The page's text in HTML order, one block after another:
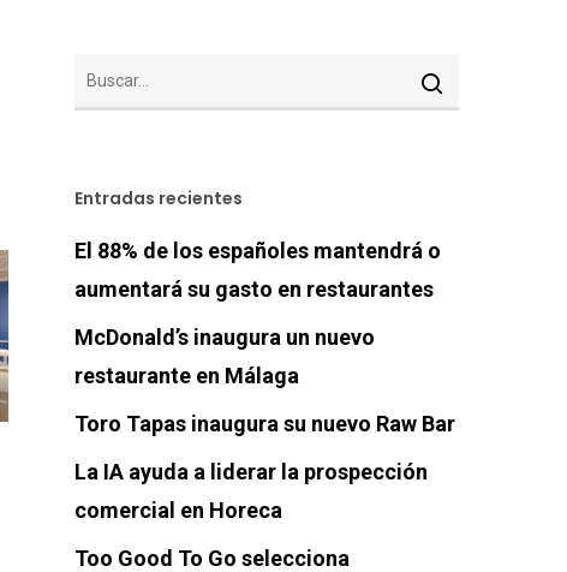
Entradas recientes
El 88% de los españoles mantendrá o
aumentará su gasto en restaurantes
McDonald’s inaugura un nuevo
restaurante en Málaga
Toro Tapas inaugura su nuevo Raw Bar
La IA ayuda a liderar la prospección
comercial en Horeca
Too Good To Go selecciona